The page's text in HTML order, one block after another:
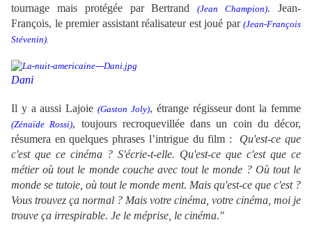
tournage mais protégée par Bertrand(Jean Champion). Jean-
François, le premier assistant réalisateur est joué par (Jean-François
Stévenin).
Dani
Il y a aussi Lajoie(Gaston Joly), étrange régisseur dont la femme
(Zénaïde Rossi), toujours recroquevillée dans un coin du décor,
résumera en quelques phrases l’intrigue du film : Qu'est-ce que
c'est que ce cinéma ? S'écrie-t-elle. Qu'est-ce que c'est que ce
métier où tout le monde couche avec tout le monde ? Où tout le
monde se tutoie, où tout le monde ment. Mais qu'est-ce que c'est ?
Vous trouvez ça normal ? Mais votre cinéma, votre cinéma, moi je
trouve ça irrespirable. Je le méprise, le cinéma."